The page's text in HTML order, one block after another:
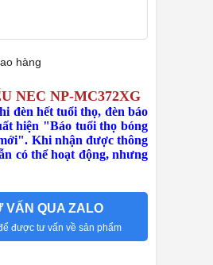
hàng
NEC NP-MC372XG
đèn hết tuổi thọ, đèn báo
hiện "Báo tuổi thọ bóng
Khi nhận được thông
có thể hoạt động, nhưng
VẤN QUA ZALO
được tư vấn về sản phẩm